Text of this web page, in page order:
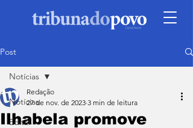
Post
Notícias
Edital
Notícias
Ilhabela promove
Redação
27 de nov. de 2023 3 min de leitura